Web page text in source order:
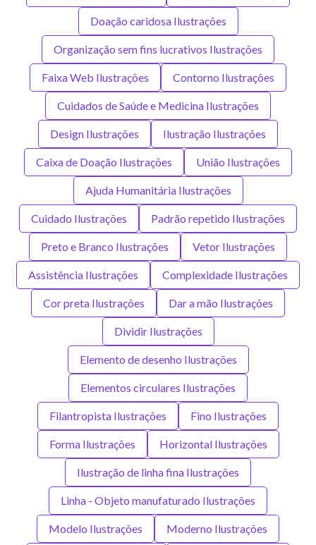
Doação caridosa Ilustrações
Organização sem fins lucrativos Ilustrações
Faixa Web Ilustrações Contorno Ilustrações
Cuidados de Saúde e Medicina Ilustrações
Design Ilustrações Ilustração Ilustrações
Caixa de Doação Ilustrações União Ilustrações
Ajuda Humanitária Ilustrações
Cuidado Ilustrações Padrão repetido Ilustrações
Preto e Branco Ilustrações Vetor Ilustrações
Assistência Ilustrações Complexidade Ilustrações
Cor preta Ilustrações Dar a mão Ilustrações
Dividir Ilustrações
Elemento de desenho Ilustrações
Elementos circulares Ilustrações
Filantropista Ilustrações Fino Ilustrações
Forma Ilustrações Horizontal Ilustrações
Ilustração de linha fina Ilustrações
Linha - Objeto manufaturado Ilustrações
Modelo Ilustrações Moderno Ilustrações